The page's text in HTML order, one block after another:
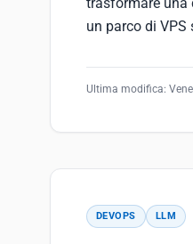
un parco di VPS
Ultima modifica:
DEVOPS LLM